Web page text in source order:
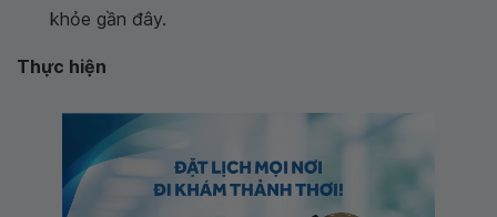
khỏe gần đây.
Thực hiện